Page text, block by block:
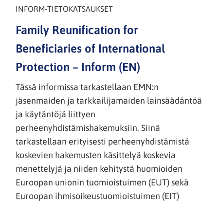
INFORM-TIETOKATSAUKSET
Family Reunification for
Beneficiaries of International
Protection – Inform (EN)
Tässä informissa tarkastellaan EMN:n
jäsenmaiden ja tarkkailijamaiden lainsäädäntöä
ja käytäntöjä liittyen
perheenyhdistämishakemuksiin. Siinä
tarkastellaan erityisesti perheenyhdistämistä
koskevien hakemusten käsittelyä koskevia
menettelyjä ja niiden kehitystä huomioiden
Euroopan unionin tuomioistuimen (EUT) sekä
Euroopan ihmisoikeustuomioistuimen (EIT)